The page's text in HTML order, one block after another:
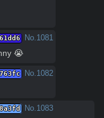
No.1081
😭
No.1082
No.1083